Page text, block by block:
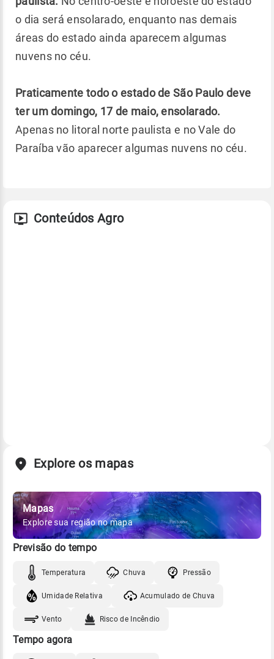
o dia será ensolarado, enquanto nas demais
áreas do estado ainda aparecem algumas
nuvens no céu.
Praticamente todo o estado de São Paulo deve
ter um domingo, 17 de maio, ensolarado.
Apenas no litoral norte paulista e no Vale do
Paraíba vão aparecer algumas nuvens no céu.
Conteúdos Agro
Explore os mapas
Mapas
Explore sua região no mapa
Previsão do tempo
Temperatura Chuva Pressão
Umidade Relativa Acumulado de Chuva
Vento Risco de Incêndio
Tempo agora